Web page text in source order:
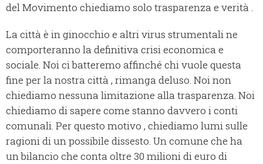
del Movimento chiediamo solo trasparenza e verità .
La città è in ginocchio e altri virus strumentali ne
comporteranno la definitiva crisi economica e
sociale. Noi ci batteremo affinché chi vuole questa
fine per la nostra città , rimanga deluso. Noi non
chiediamo nessuna limitazione alla trasparenza. Noi
chiediamo di sapere come stanno davvero i conti
comunali. Per questo motivo , chiediamo lumi sulle
ragioni di un possibile dissesto. Un comune che ha
un bilancio che conta oltre 30 milioni di euro di